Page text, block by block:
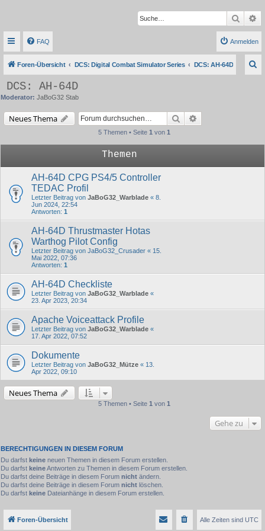
Suche
FAQ Anmelden
Foren-Übersicht DCS: Digital Combat Simulator Series DCS: AH-64D
DCS: AH-64D
Moderator: JaBoG32 Stab
Neues Thema Suche
5 Themen • Seite 1 von 1
Themen
AH-64D CPG PS4/5 Controller
TEDAC Profil
Letzter Beitrag von JaBoG32_Warblade « 8.
Jun 2024, 22:54
Antworten: 1
AH-64D Thrustmaster Hotas
Warthog Pilot Config
Letzter Beitrag von JaBoG32_Crusader « 15.
Mai 2022, 07:36
Antworten: 1
AH-64D Checkliste
Letzter Beitrag von JaBoG32_Warblade «
23. Apr 2023, 20:34
Apache Voiceattack Profile
Letzter Beitrag von JaBoG32_Warblade «
17. Apr 2022, 07:52
Dokumente
Letzter Beitrag von JaBoG32_Mütze « 13.
Apr 2022, 09:10
Neues Thema
5 Themen • Seite 1 von 1
Gehe zu
BERECHTIGUNGEN IN DIESEM FORUM
Du darfst keine neuen Themen in diesem Forum erstellen.
Du darfst keineAntworten zu Themen in diesem Forum erstellen.
Du darfst deine Beiträge in diesem Forum nicht ändern.
Du darfst deine Beiträge in diesem Forum nicht löschen.
Du darfst keine Dateianhänge in diesem Forum erstellen.
Foren-Übersicht Alle Zeiten sind UTC